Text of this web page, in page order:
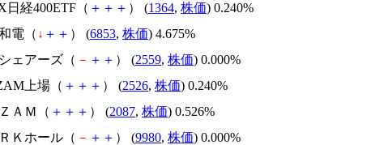
日経400ETF（ ＋ ＋ ＋ ） (1364, 株価) 0.240%
電（ ↓ ＋ ＋ ） (6853, 株価) 4.675%
ェアーズ（ － ＋ ＋ ） (2559, 株価) 0.000%
上場（ ＋ ＋ ＋ ） (2526, 株価) 0.240%
ＡＭ（ ＋ ＋ ＋ ） (2087, 株価) 0.526%
Ｋホール（ － ＋ ＋ ） (9980, 株価) 0.000%